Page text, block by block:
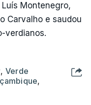
Montenegro,
Carvalho e saudou
verdianos.
, Verde
,